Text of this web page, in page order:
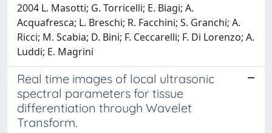
2004 L. Masotti; G. Torricelli; E. Biagi; A.
Acquafresca; L. Breschi; R. Facchini; S. Granchi; A.
Ricci; M. Scabia; D. Bini; F. Ceccarelli; F. Di Lorenzo; A.
Luddi; E. Magrini
Real time images of local ultrasonic
spectral parameters for tissue
differentiation through Wavelet
Transform.